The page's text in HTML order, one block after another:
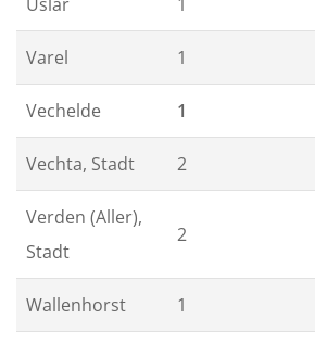
Varel 1
Vechelde 1
Vechta, Stadt 2
Verden (Aller),
Stadt
2
Wallenhorst 1